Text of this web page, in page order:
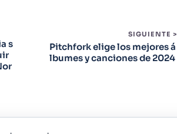
s
SIGUIENTE >
Pitchfork elige los mejores á
lbumes y canciones de 2024